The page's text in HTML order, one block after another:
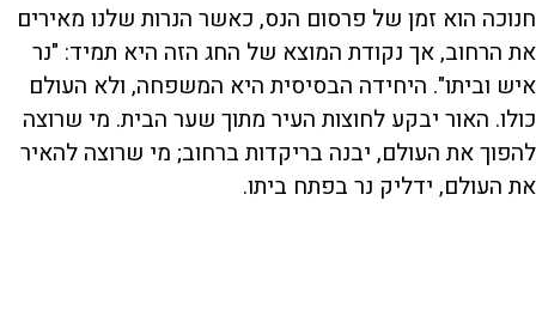
חנוכה הוא זמן של פרסום הנס, כאשר הנרות שלנו מאירים
את הרחוב, אך נקודת המוצא של החג הזה היא תמיד: "נר
איש וביתו". היחידה הבסיסית היא המשפחה, ולא העולם
כולו. האור יבקע לחוצות העיר מתוך שער הבית. מי שרוצה
להפוך את העולם, יבנה בריקדות ברחוב; מי שרוצה להאיר
את העולם, ידליק נר בפתח ביתו.